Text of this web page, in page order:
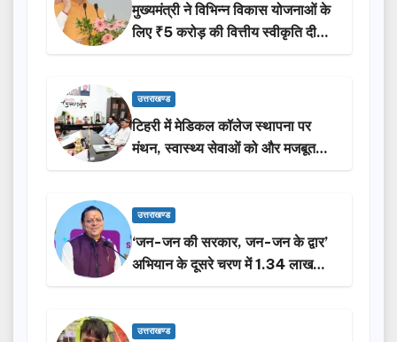
मुख्यमंत्री ने विभिन्न विकास योजनाओं के
लिए ₹5 करोड़ की वित्तीय स्वीकृति दी…
उत्तराखण्ड
टिहरी में मेडिकल कॉलेज स्थापना पर
मंथन, स्वास्थ्य सेवाओं को और मजबूत
करेगी सरकार: मुख्यमंत्री धामी…
उत्तराखण्ड
‘जन-जन की सरकार, जन-जन के द्वार’
अभियान के दूसरे चरण में 1.34 लाख
लोगों की भागीदारी…
उत्तराखण्ड